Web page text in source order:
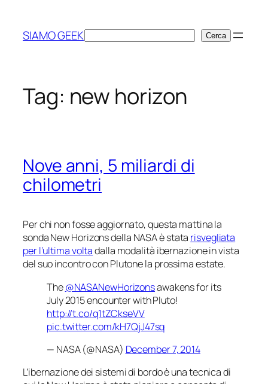
contenuto
SIAMO GEEKCerca Cerca
Tag: new horizon
Nove anni, 5 miliardi di
chilometri
Per chi non fosse aggiornato, questa mattina la
sondaNew Horizonsdella NASA è stata risvegliata
per l’ultima voltadalla modalità ibernazionein vista
del suo incontro con Plutone la prossima estate.
The@NASANewHorizonsawakens for its
July 2015 encounter with Pluto!
http://t.co/q1tZCkseVV
pic.twitter.com/kH7QjJ47sq
— NASA (@NASA) December 7, 2014
L’ibernazione dei sistemi di bordo è una tecnica di